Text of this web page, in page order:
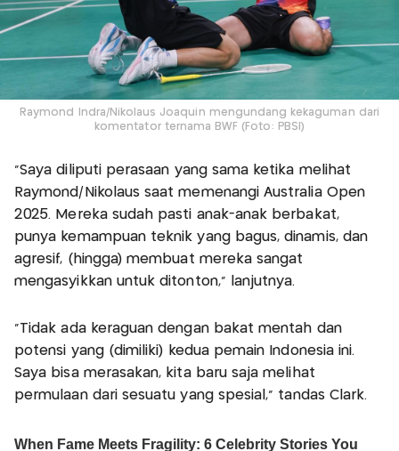
Raymond Indra/Nikolaus Joaquin mengundang kekaguman dari
komentator ternama BWF (Foto: PBSI)
“Saya diliputi perasaan yang sama ketika melihat
Raymond/Nikolaus saat memenangi Australia Open
2025. Mereka sudah pasti anak-anak berbakat,
punya kemampuan teknik yang bagus, dinamis, dan
agresif, (hingga) membuat mereka sangat
mengasyikkan untuk ditonton,” lanjutnya.
“Tidak ada keraguan dengan bakat mentah dan
potensi yang (dimiliki) kedua pemain Indonesia ini.
Saya bisa merasakan, kita baru saja melihat
permulaan dari sesuatu yang spesial,” tandas Clark.